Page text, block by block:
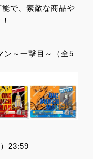
で、素敵な商品や
ン～一撃目～（全5
23:59